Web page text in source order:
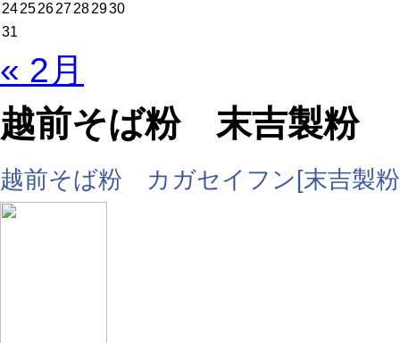
24252627282930
31
« 2月
越前そば粉 末吉製粉
越前そば粉 カガセイフン[末吉製